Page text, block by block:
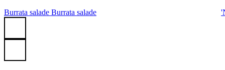
Burrata salade Burrata salade